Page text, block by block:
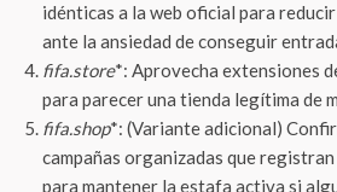
idénticas a la web oficial para
ante la ansiedad de conseguir
fifa.store*: Aprovecha extensiones
para parecer una tienda legítima de
fifa.shop*: (Variante adicional)
campañas organizadas que
para mantener la estafa activa si